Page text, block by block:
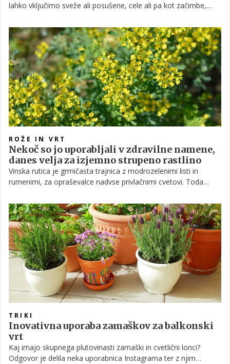
lahko vključimo sveže ali posušene, cele ali pa kot začimbe,
vložene. Katere pa sploh so tiste, ki jih lahko preprosto gojimo
na okenski polici ali balkonu? To izveste v nadaljevanju.
ROŽE IN VRT
Nekoč so jo uporabljali v zdravilne namene,
danes velja za izjemno strupeno rastlino
Vinska rutica je grmičasta trajnica z modrozelenimi listi in
rumenimi, za opraševalce nadvse privlačnimi cvetovi. Toda
Njeni listi so namreč zelo strupeni, zato jo občudujte na varni
razdalji, pri sajenju ali obrezovanju pa vedno uporabljajte
rokavice.
TRIKI
Inovativna uporaba zamaškov za balkonski
vrt
Kaj imajo skupnega plutovinasti zamaški in cvetlični lonci?
Odgovor je delila neka uporabnica Instagrama ter z njim